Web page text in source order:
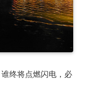
终将点燃闪电，必